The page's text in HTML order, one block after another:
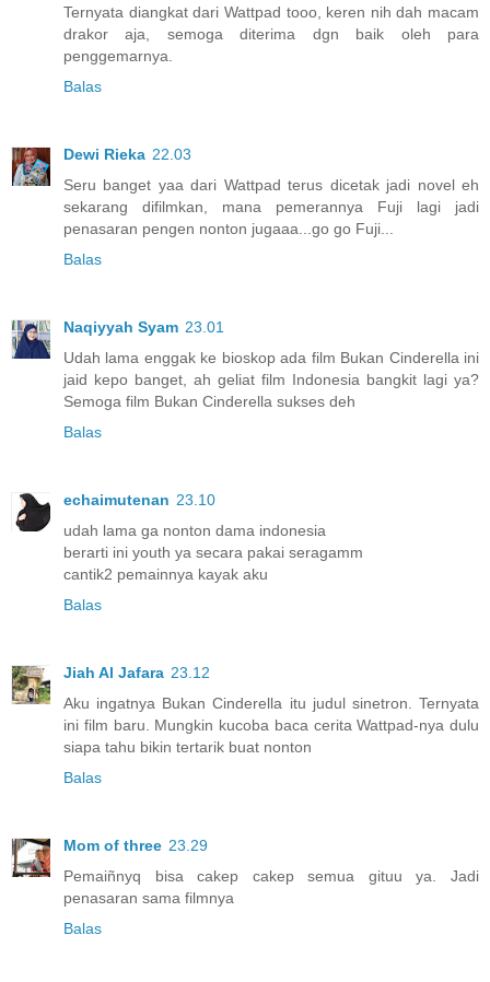
Ternyata diangkat dari Wattpad tooo, keren nih dah macam
drakor aja, semoga diterima dgn baik oleh para
penggemarnya.
Balas
Dewi Rieka 22.03
Seru banget yaa dari Wattpad terus dicetak jadi novel eh
sekarang difilmkan, mana pemerannya Fuji lagi jadi
penasaran pengen nonton jugaaa...go go Fuji...
Balas
Naqiyyah Syam 23.01
Udah lama enggak ke bioskop ada film Bukan Cinderella ini
jaid kepo banget, ah geliat film Indonesia bangkit lagi ya?
Semoga film Bukan Cinderella sukses deh
Balas
echaimutenan 23.10
udah lama ga nonton dama indonesia
berarti ini youth ya secara pakai seragamm
cantik2 pemainnya kayak aku
Balas
Jiah Al Jafara 23.12
Aku ingatnya Bukan Cinderella itu judul sinetron. Ternyata
ini film baru. Mungkin kucoba baca cerita Wattpad-nya dulu
siapa tahu bikin tertarik buat nonton
Balas
Mom of three 23.29
Pemaiñnyq bisa cakep cakep semua gituu ya. Jadi
penasaran sama filmnya
Balas